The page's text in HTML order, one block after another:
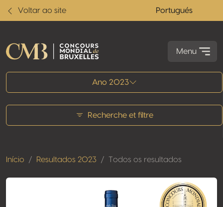
Voltar ao site Portugués
Menu
Ano 2023
Recherche et filtre
Início Resultados 2023 Todos os resultados